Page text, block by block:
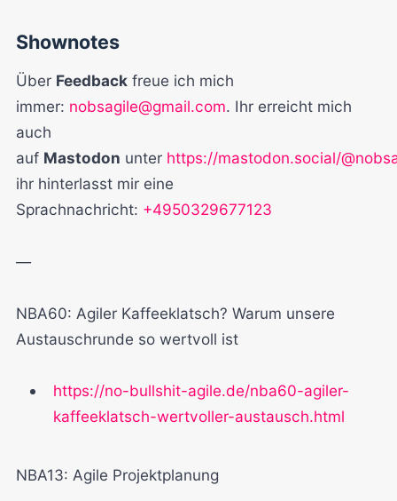
Shownotes
Über Feedbackfreue ich mich
immer: nobsagile@gmail.com. Ihr erreicht mich
auch
auf Mastodon unter https://mastodon.social/
ihr hinterlasst mir eine
Sprachnachricht: +4950329677123
—
NBA60: Agiler Kaffeeklatsch? Warum unsere
Austauschrunde so wertvoll ist
https://no-bullshit-agile.de/nba60-agiler-
kaffeeklatsch-wertvoller-austausch.html
NBA13: Agile Projektplanung